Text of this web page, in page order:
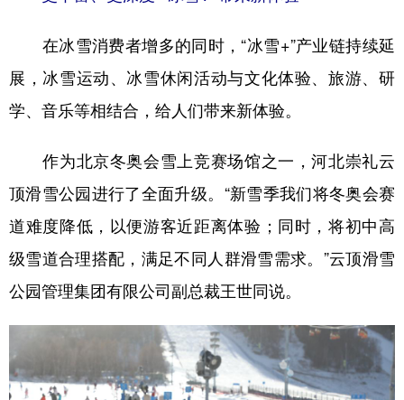
在冰雪消费者增多的同时，“冰雪+”产业链持续延
展，冰雪运动
、冰雪休闲活动与文化体验、旅游、研
学、音乐等相结合，给人们带来新体验。
作为北京冬奥会雪上竞赛场馆之一，河北崇礼云
顶滑雪公园进行了全面升级。“新雪季我们将冬奥会赛
道难度降低，以便游客近距离体验；同时，将初中高
级雪道合理搭配，满足不同人群滑雪需求。”云顶滑雪
公园管理集团有限公司副总裁王世同说。